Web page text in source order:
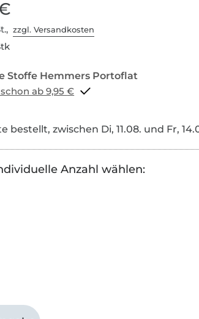
zzgl. Versandkosten
Portoflat schon ab 9,95 €
bestellt, zwischen Di, 11.08. und Fr,
Anzahl wählen: